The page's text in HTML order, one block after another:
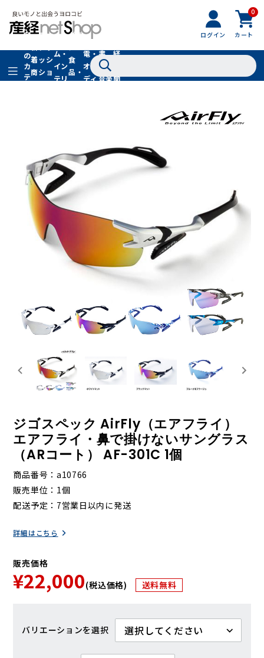
ログイン
0
カート
全
の
カ
テ
着
商
品
フ
ッ
シ
ョ
フ
ァ
シ
ョ
ン
ム・
イン
テリ
グル
食
品・
ドリ
家
電・
オー
ディ
書
籍・
音楽
経
聞
ジゴスペック AirFly（エアフライ）
エアフライ・鼻で掛けないサングラス
（ARコート） AF-301C 1個
商品番号
a10766
販売単位
1個
配送予定
7営業日以内に発送
詳細はこちら
販売価格
¥22,000(税込価格) 送料無料
バリエーション